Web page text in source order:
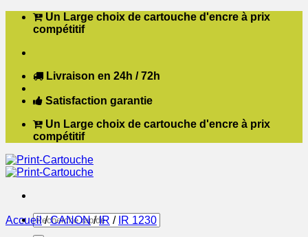
Passer Un Large choix de cartouche d'encre à prix
compétitif
Livraison en 24h / 72h
Satisfaction garantie
Un Large choix de cartouche d'encre à prix
compétitif
Recherche
pour :
Accueil / CANON / IR / IR 1230